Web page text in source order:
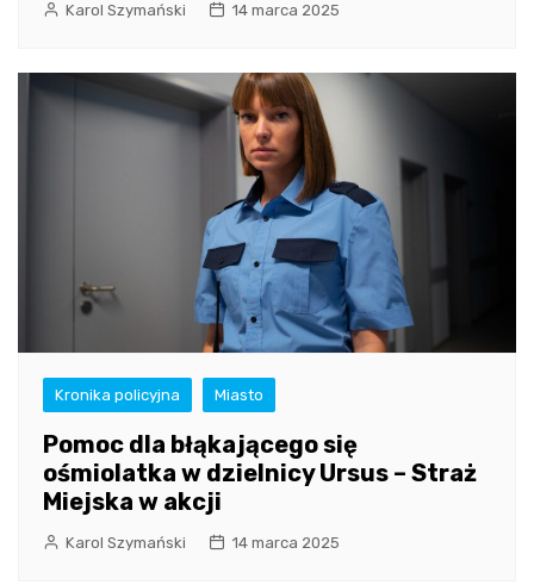
Karol Szymański 14 marca 2025
Kronika policyjna Miasto
Pomoc dla błąkającego się
ośmiolatka w dzielnicy Ursus – Straż
Miejska w akcji
Karol Szymański 14 marca 2025